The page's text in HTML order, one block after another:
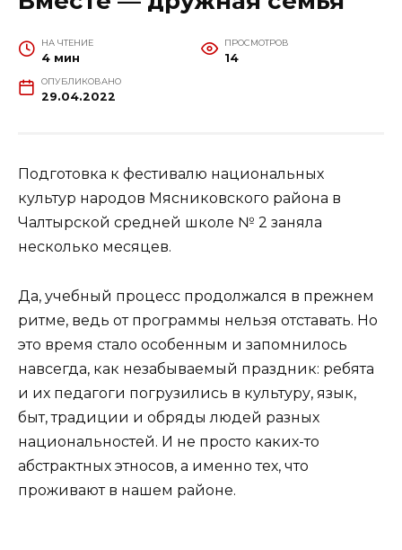
НА ЧТЕНИЕ
4 мин
ПРОСМОТРОВ
14
ОПУБЛИКОВАНО
29.04.2022
Подготовка к фестивалю национальных
культур народов Мясниковского района в
Чалтырской средней школе № 2 заняла
несколько месяцев.
Да, учебный процесс продолжался в прежнем
ритме, ведь от программы нельзя отставать. Но
это время стало особенным и запомнилось
навсегда, как незабываемый праздник: ребята
и их педагоги погрузились в культуру, язык,
быт, традиции и обряды людей разных
национальностей. И не просто каких-то
абстрактных этносов, а именно тех, что
проживают в нашем районе.